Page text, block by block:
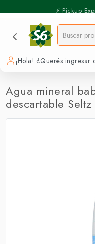
⚡️ Pickup
¡Hola! ¿Querés ingresar
Agua mineral
descartable